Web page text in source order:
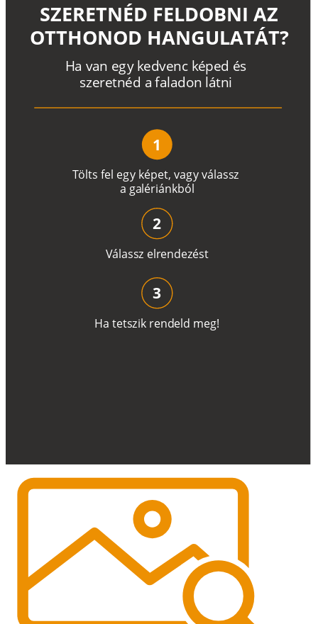
Tölts fel egy képet, vagyválassz
a galériánkból
Ha van egy kedvenc képed és
szeretnéd a faladon látni
SZERETNÉD FELDOBNI AZ
OTTHONOD HANGULATÁT?
1
Válassz elrendezést
2
Ha tetszik rendeld meg!
3